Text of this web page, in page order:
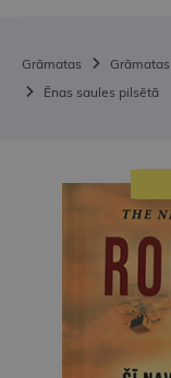
Grāmatas
Ēnas saules pilsētā